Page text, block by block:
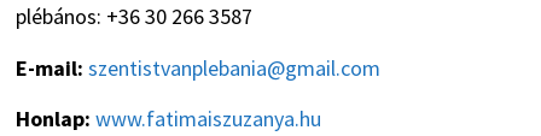
plébános: +36 30 266 3587
E-mail: szentistvanplebania@gmail.com
Honlap: www.fatimaiszuzanya.hu